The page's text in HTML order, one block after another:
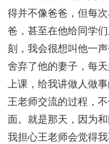
得并不像爸爸，但每
爸，甚至在他给同学
刻，我会很想叫他一
舍弃了他的妻子，每
上课，给我讲做人做
王老师交流的过程，
面。就是那天，因为
我担心王老师会觉得